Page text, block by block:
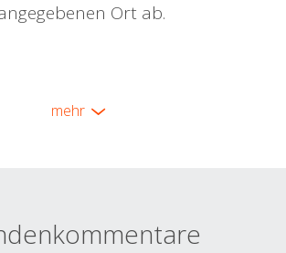
Ort ab.
mehr